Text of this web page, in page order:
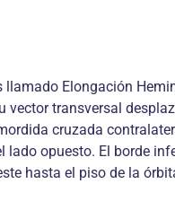
Elongación
vector transversal
cruzada
opuesto. El borde
hasta el piso de la